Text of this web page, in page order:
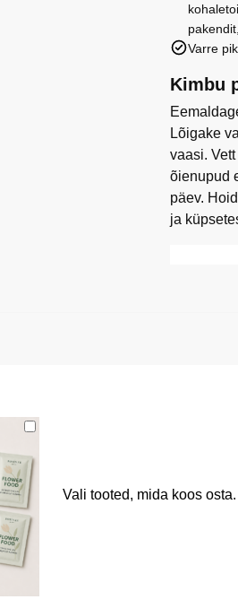
Varre
Kimbu
Lõigake
vaasi.
õienupud
päev.
ja
Vali tooted, mida koos osta.